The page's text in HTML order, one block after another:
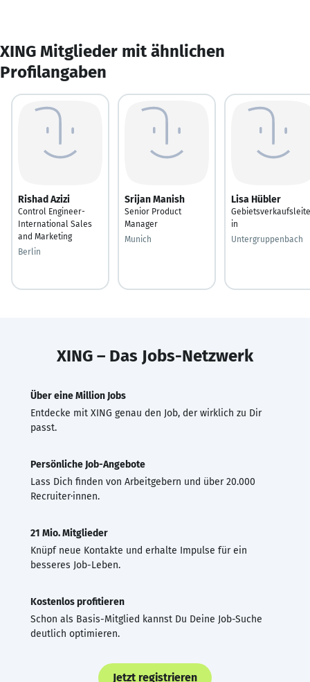
XING Mitglieder mit ähnlichen
Profilangaben
Rishad Azizi
Control Engineer-
International Sales
and Marketing
Berlin
Srijan Manish
Senior Product
Manager
Munich
Lisa Hübler
in
Untergruppenbach
XING – Das Jobs-Netzwerk
Über eine Million Jobs
Entdecke mit XING genau den Job, der wirklich zu Dir
passt.
Persönliche Job-Angebote
Lass Dich finden von Arbeitgebern und über 20.000
Recruiter·innen.
21 Mio. Mitglieder
Knüpf neue Kontakte und erhalte Impulse für ein
besseres Job-Leben.
Kostenlos profitieren
Schon als Basis-Mitglied kannst Du Deine Job-Suche
deutlich optimieren.
Jetzt registrieren